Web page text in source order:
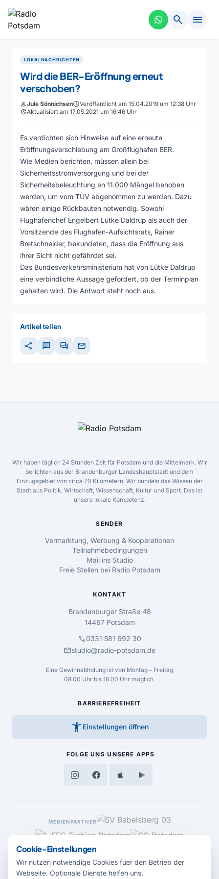
search menu
LOKALNACHRICHTEN
Wird die BER-Eröffnung erneut
verschoben?
personJule SönnichsenscheduleVeröffentlicht am 15.04.2019 um 12:38 Uhr
updateAktualisiert am 17.05.2021 um 16:46 Uhr
Es verdichten sich Hinweise auf eine erneute
Eröffnungsverschiebung am Großflughafen BER.
Wie Medien berichten, müssen allein bei
Sicherheitsstromversorgung und bei der
Sicherheitsbeleuchtung an 11.000 Mängel behoben
werden, um vom TÜV abgenommen zu werden. Dazu
wären einige Rückbauten notwendig. Sowohl
Flughafenchef Engelbert Lütke Daldrup als auch der
Vorsitzende des Flughafen-Aufsichtsrats, Rainer
Bretschneider, bekundeten, dass die Eröffnung aus
ihrer Sicht nicht gefährdet sei.
Das Bundesverkehrsministerium hat von Lütke Daldrup
eine verbindliche Aussage gefordert, ob der Terminplan
gehalten wird. Die Antwort steht noch aus.
Artikel teilen
share chat forum mail
Wir haben täglich 24 Stunden Zeit für Potsdam und die Mittelmark. Wir
berichten aus der Brandenburger Landeshauptstadt und dem
Einzugsgebiet von circa 70 Kilometern. Wir bündeln das Wissen der
Stadt aus Politik, Wirtschaft, Wissenschaft, Kultur und Sport. Das ist
unsere lokale Kompetenz.
SENDER
Vermarktung, Werbung & Kooperationen
Teilnahmebedingungen
Mail ins Studio
Freie Stellen bei Radio Potsdam
KONTAKT
Brandenburger Straße 48
14467 Potsdam
call0331 581 692 30
mailstudio@radio-potsdam.de
Eine Gewinnabholung ist von Montag – Freitag
08.00 Uhr bis 18.00 Uhr möglich.
BARRIEREFREIHEIT
accessibility_new Einstellungen öffnen
FOLGE UNS UNSERE APPS
MEDIENPARTNER
Cookie-Einstellungen
Wir nutzen notwendige Cookies fuer den Betrieb der
Webseite. Optionale Dienste helfen uns,